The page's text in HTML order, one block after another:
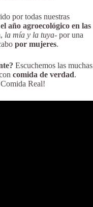
por todas nuestras
el año agroecológico en las
la mía y la tuya- por una
por mujeres.
Escuchemos las muchas
comida de verdad.
Real!